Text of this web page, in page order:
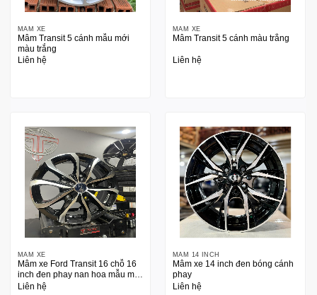
MÂM XE
Mâm Transit 5 cánh mẫu mới
màu trắng
Liên hệ
MÂM XE
Mâm Transit 5 cánh màu trắng
Liên hệ
MÂM XE
Mâm xe Ford Transit 16 chỗ 16
inch đen phay nan hoa mẫu mới
2024
Liên hệ
MÂM 14 INCH
Mâm xe 14 inch đen bóng cánh
phay
Liên hệ